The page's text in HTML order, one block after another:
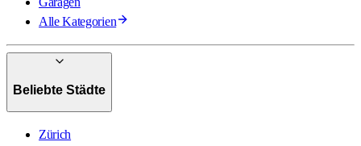
Alle Kategorien
Beliebte Städte
Zürich